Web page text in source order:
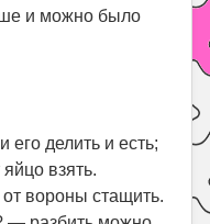
и можно было
делить и есть;
взять.
вороны стащить.